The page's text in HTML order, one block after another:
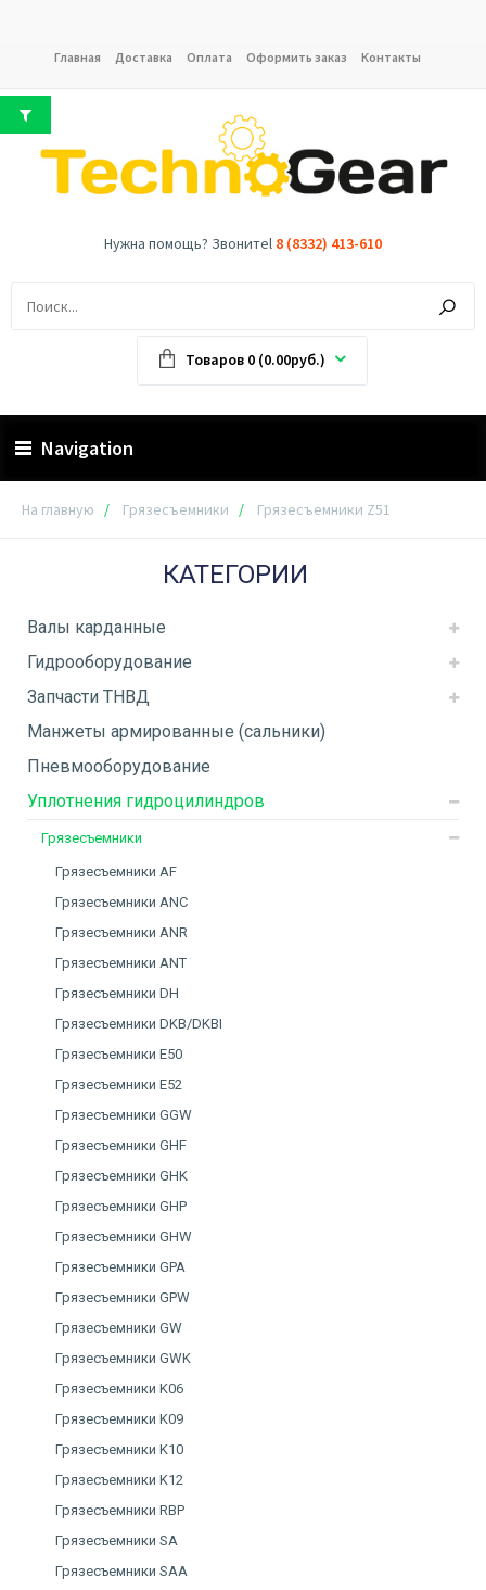
Главная Доставка Оплата Оформить заказ Контакты
Нужна помощь? Звонитеl 8 (8332) 413-610
Товаров 0 (0.00руб.)
Navigation
На главную Грязесъемники Грязесъемники Z51
КАТЕГОРИИ
Валы карданные
Гидрооборудование
Запчасти ТНВД
Манжеты армированные (сальники)
Пневмооборудование
Уплотнения гидроцилиндров
Грязесъемники
Грязесъемники AF
Грязесъемники ANC
Грязесъемники ANR
Грязесъемники ANT
Грязесъемники DH
Грязесъемники DKB/DKBI
Грязесъемники E50
Грязесъемники E52
Грязесъемники GGW
Грязесъемники GHF
Грязесъемники GHK
Грязесъемники GHP
Грязесъемники GHW
Грязесъемники GPA
Грязесъемники GPW
Грязесъемники GW
Грязесъемники GWK
Грязесъемники K06
Грязесъемники K09
Грязесъемники K10
Грязесъемники K12
Грязесъемники RBP
Грязесъемники SA
Грязесъемники SAA